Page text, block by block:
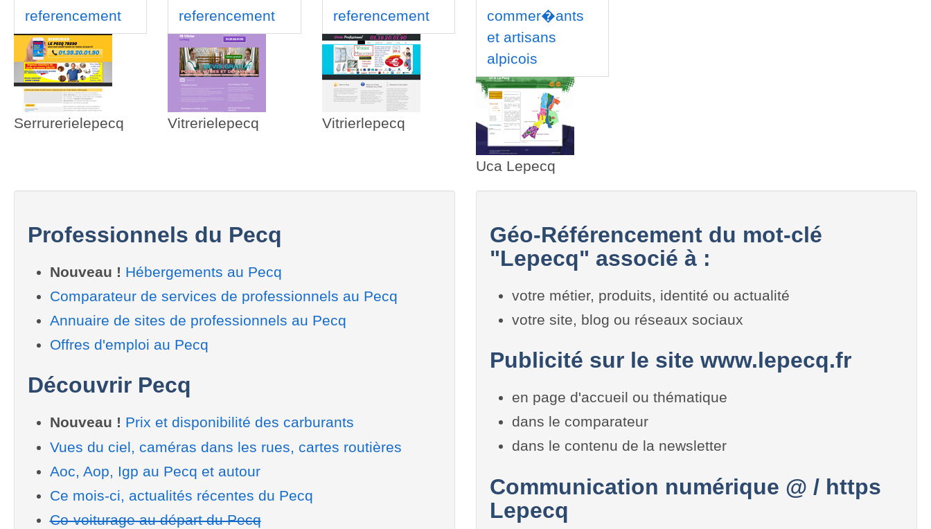
referencement
Serrurerielepecq
referencement
Vitrerielepecq
referencement
Vitrierlepecq
commer�ants
et artisans
alpicois
Uca Lepecq
Professionnels du Pecq
Nouveau ! Hébergements au Pecq
Comparateur de services de professionnels au Pecq
Annuaire de sites de professionnels au Pecq
Offres d'emploi au Pecq
Découvrir Pecq
Nouveau ! Prix et disponibilité des carburants
Vues du ciel, caméras dans les rues, cartes routières
Aoc, Aop, Igp au Pecq et autour
Ce mois-ci, actualités récentes du Pecq
Co-voiturage au départ du Pecq
Géo-Référencement du mot-clé
"Lepecq" associé à :
votre métier, produits, identité ou actualité
votre site, blog ou réseaux sociaux
Publicité sur le site www.lepecq.fr
en page d'accueil ou thématique
dans le comparateur
dans le contenu de la newsletter
Communication numérique @ / https
Lepecq